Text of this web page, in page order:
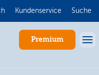
Kundenservice Suche
Premium